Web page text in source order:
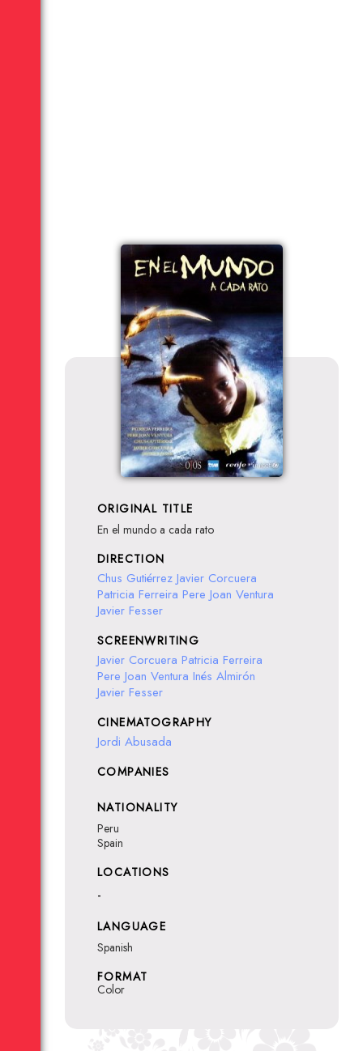
ORIGINAL TITLE
En el mundo a cada rato
DIRECTION
Chus Gutiérrez Javier Corcuera
Patricia Ferreira Pere Joan Ventura
Javier Fesser
SCREENWRITING
Javier Corcuera Patricia Ferreira
Pere Joan Ventura Inés Almirón
Javier Fesser
CINEMATOGRAPHY
Jordi Abusada
COMPANIES
NATIONALITY
Peru
Spain
LOCATIONS
-
LANGUAGE
Spanish
FORMAT
Color